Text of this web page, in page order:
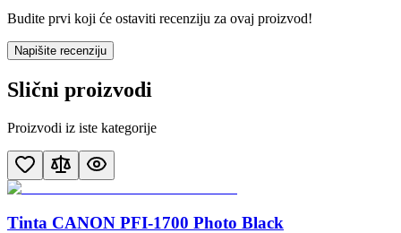
Budite prvi koji će ostaviti recenziju za ovaj proizvod!
Napišite recenziju
Slični proizvodi
Proizvodi iz iste kategorije
Tinta CANON PFI-1700 Photo Black